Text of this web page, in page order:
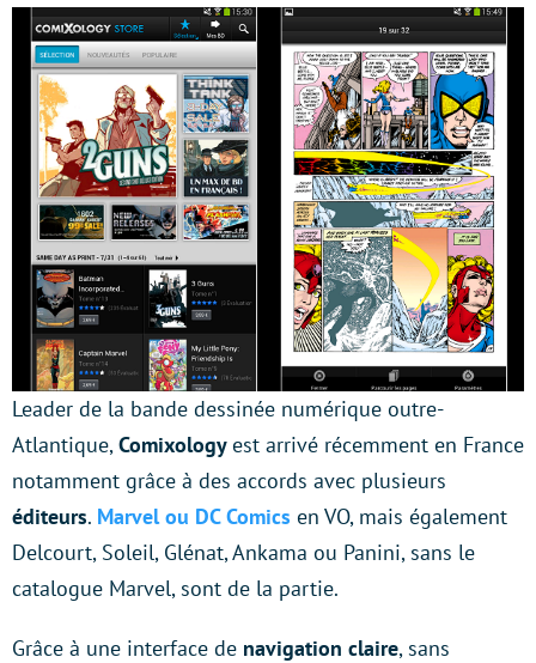
Leader de la bande dessinée numérique outre-
Atlantique,Comixologyest arrivé récemment en France
notamment grâce à des accords avec plusieurs
éditeurs. Marvel ou DC Comics en VO, mais également
Delcourt, Soleil, Glénat, Ankama ou Panini, sans le
catalogue Marvel, sont de la partie.
Grâce à une interface de navigation claire, sans